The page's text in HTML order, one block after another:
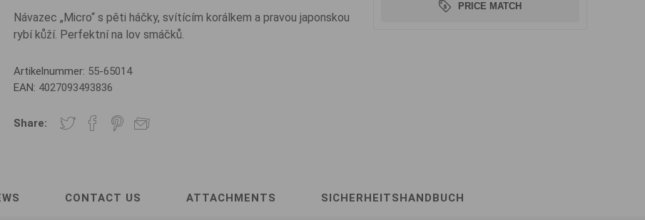
Návazec „Micro“ s pěti háčky, svítícím korálkem a pravou japonskou
rybí kůží. Perfektní na lov smáčků.
Artikelnummer: 55-65014
EAN: 4027093493836
Share:
PRICE MATCH
CONTACT US ATTACHMENTS SICHERHEITSHANDBUCH